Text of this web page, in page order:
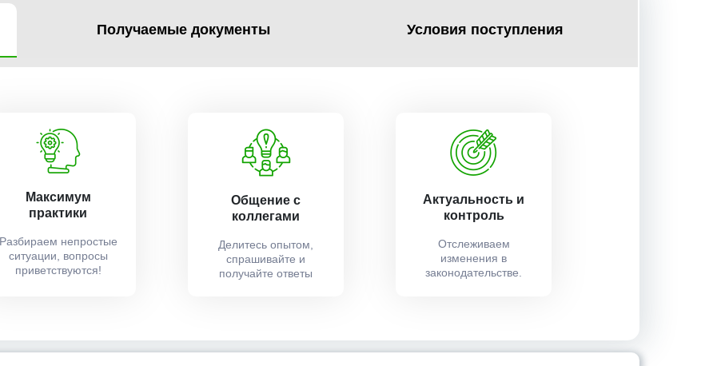
Получаемые документы Условия поступления
Максимум
практики
Разбираем непростые
ситуации, вопросы
приветствуются!
Общение с
коллегами
Делитесь опытом,
спрашивайте и
получайте ответы
Актуальность и
контроль
Отслеживаем
изменения в
законодательстве.